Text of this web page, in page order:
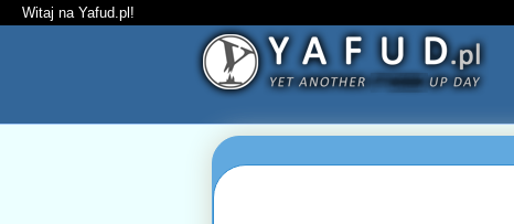
Witaj na Yafud.pl!